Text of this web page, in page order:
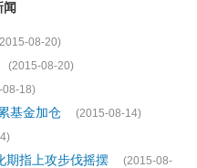
闻
08-20)
(2015-08-20)
08-18)
基金加仓
(2015-08-14)
期指上攻步伐摇摆 (2015-08-